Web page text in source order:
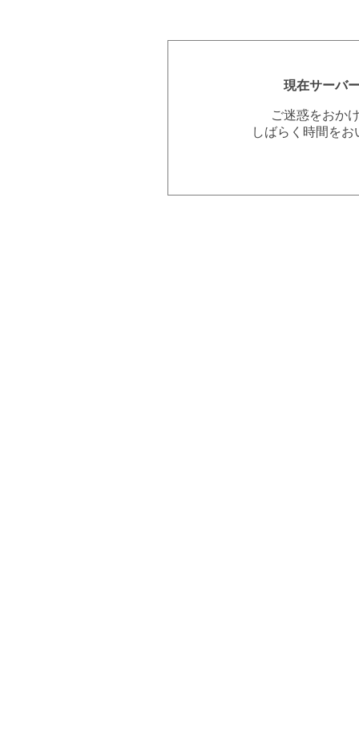
現在サーバ
ご迷惑をおか
しばらく時間を